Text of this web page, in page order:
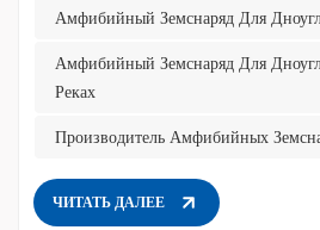
Амфибийный Земснаряд Для
Амфибийный Земснаряд Для
Реках
Производитель Амфибийных
ЧИТАТЬ ДАЛЕЕ